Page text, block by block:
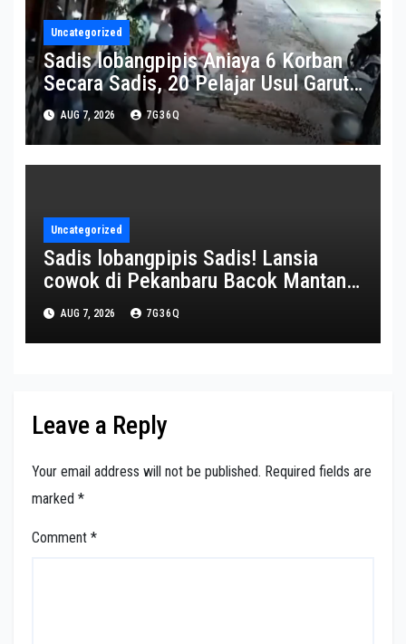
Uncategorized
Sadis lobangpipis Aniaya 6 Korban
Secara Sadis, 20 Pelajar Usul Garut
Nan diperkirakan Gabung Geng
Motor Kena Ciduk Polisi
AUG 7, 2026 7G36Q
Uncategorized
Sadis lobangpipis Sadis! Lansia
cowok di Pekanbaru Bacok Mantan
Istri hingga Tewas
AUG 7, 2026 7G36Q
Leave a Reply
Your email address will not be published. Required fields are
marked *
Comment *